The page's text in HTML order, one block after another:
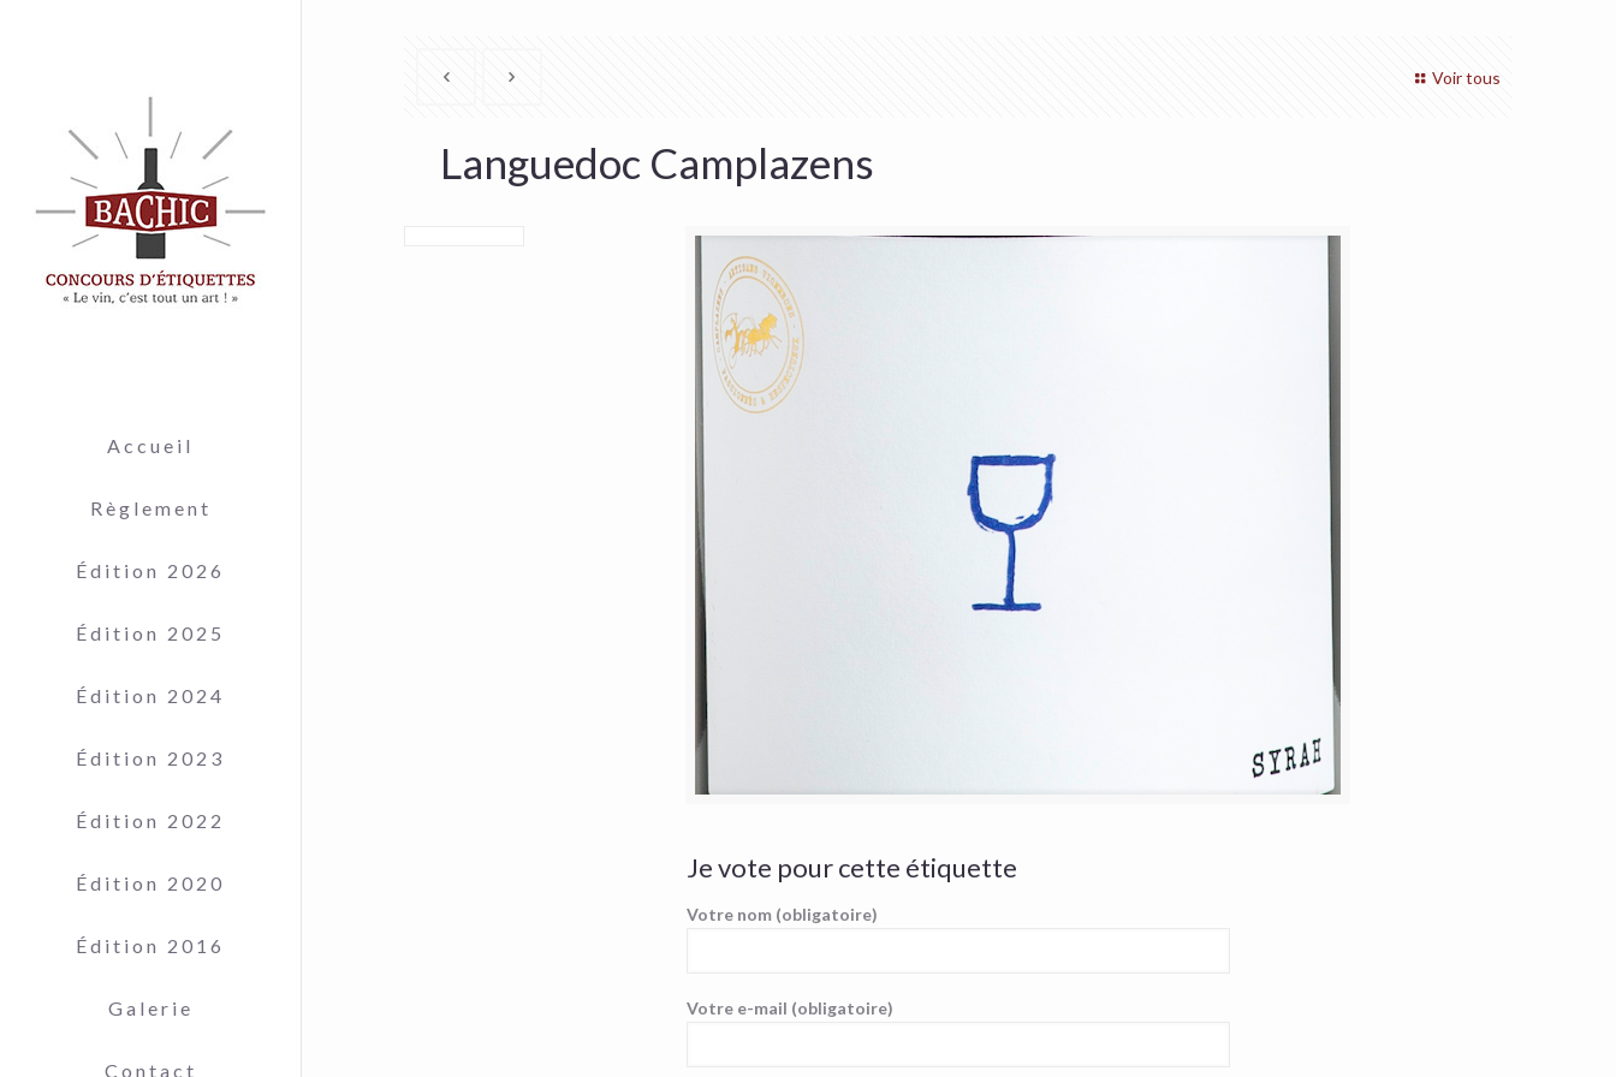
Accueil
Règlement
Édition 2026
Édition 2025
Édition 2024
Édition 2023
Édition 2022
Édition 2020
Édition 2016
Galerie
Contact
Voir tous
Languedoc Camplazens
Je vote pour cette étiquette
Votre nom (obligatoire)
Votre e-mail (obligatoire)